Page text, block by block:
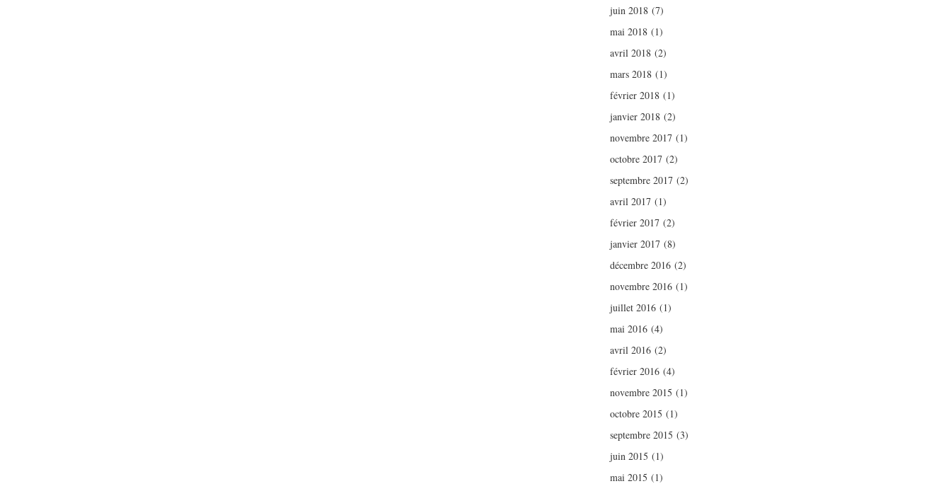
juin 2018 (7)
mai 2018 (1)
avril 2018 (2)
mars 2018 (1)
février 2018 (1)
janvier 2018 (2)
novembre 2017 (1)
octobre 2017 (2)
septembre 2017 (2)
avril 2017 (1)
février 2017 (2)
janvier 2017 (8)
décembre 2016 (2)
novembre 2016 (1)
juillet 2016 (1)
mai 2016 (4)
avril 2016 (2)
février 2016 (4)
novembre 2015 (1)
octobre 2015 (1)
septembre 2015 (3)
juin 2015 (1)
mai 2015 (1)